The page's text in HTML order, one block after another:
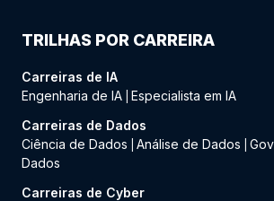
TRILHAS POR CARREIRA
Carreiras de IA
Engenharia de IA Especialista em IA
Carreiras de Dados
Ciência de Dados
Análise de Dados
Dados
Carreiras de Cyber